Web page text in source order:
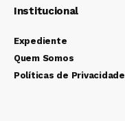
Institucional
Expediente
Quem Somos
Políticas de Privacidade